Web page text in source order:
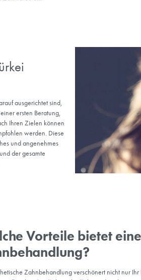
Komposit-
Bei diesem Verfahren
Kompositharzes
Konturierung
Eine Zahnfleischsanierung
verbessert das
Inlays und